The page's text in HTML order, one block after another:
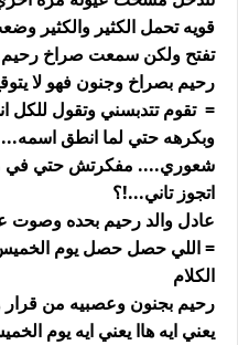
قويه تحمل الكثير والكثير
تفتح ولكن سمعت صراخ رحيم
رحيم بصراخ وجنون فهو لا
= تقوم تتدبسني وتقول للكل
وبكرهه حتي لما انطق
شعوري.... مفكرتش حتي في
اتجوز تاني...!؟
عادل والد رحيم بحده وصوت
= اللي حصل حصل يوم
الكلام
رحيم بجنون وعصبيه من قرار
يعني ايه هاا يعني ايه يوم